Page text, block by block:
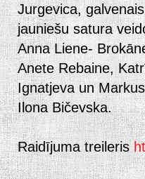
Jurgevica,
jauniešu satura
Anna Liene-
Anete Rebaine,
Ignatjeva un
Ilona Bičevska.
Raidījuma treileris